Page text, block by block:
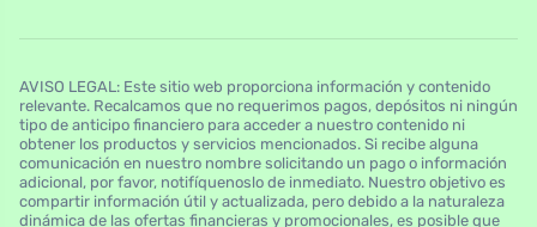
AVISO LEGAL: Este sitio web proporciona información y contenido
relevante. Recalcamos que no requerimos pagos, depósitos ni ningún
tipo de anticipo financiero para acceder a nuestro contenido ni
obtener los productos y servicios mencionados. Si recibe alguna
comunicación en nuestro nombre solicitando un pago o información
adicional, por favor, notifíquenoslo de inmediato. Nuestro objetivo es
compartir información útil y actualizada, pero debido a la naturaleza
dinámica de las ofertas financieras y promocionales, es posible que